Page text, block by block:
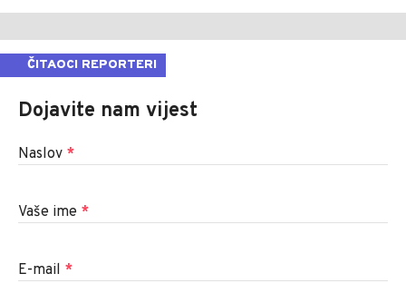
ČITAOCI REPORTERI
Dojavite nam vijest
Naslov *
Vaše ime *
E-mail *